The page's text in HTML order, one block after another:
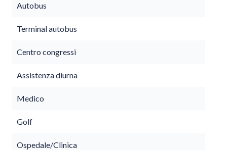
Autobus
Terminal autobus
Centro congressi
Assistenza diurna
Medico
Golf
Ospedale/Clinica